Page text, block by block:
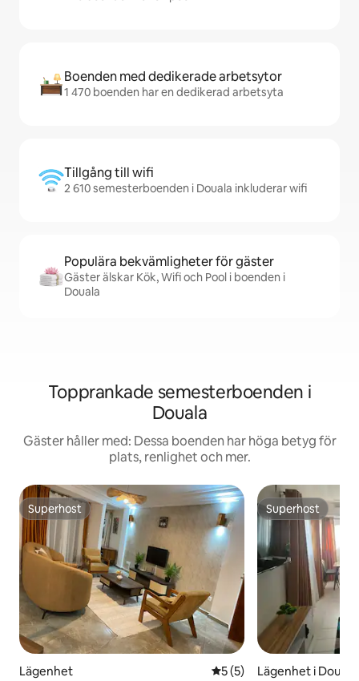
Boenden med dedikerade arbetsytor
1 470 boenden har en dedikerad arbetsyta
Tillgång till wifi
2 610 semesterboenden i Douala inkluderar wifi
Populära bekvämligheter för gäster
Gäster älskar Kök, Wifi och Pool i boenden i
Douala
Topprankade semesterboenden i
Douala
Gäster håller med: Dessa boenden har höga betyg för
plats, renlighet och mer.
Superhost
Superhost
Lägenhet 5 av 5 i genomsnittligt
5 (5)
Superhost
Superhost
Lägenhet i Douala